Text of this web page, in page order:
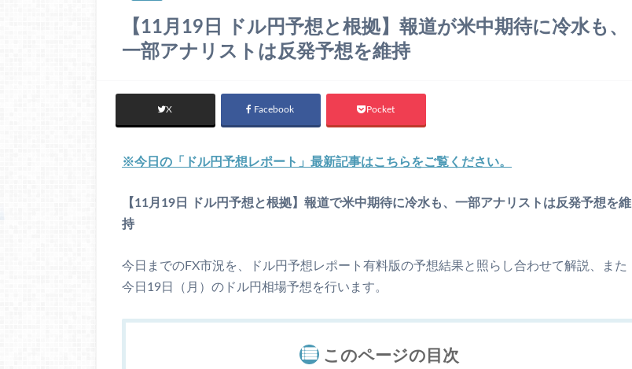
【11月19日 ドル円予想と根拠】報道が米中期待に冷水も、
一部アナリストは反発予想を維持
X Facebook Pocket
※今日の「ドル円予想レポート」最新記事はこちらをご覧ください。
【11月19日 ドル円予想と根拠】報道で米中期待に冷水も、一部アナリストは反発予想を維
持
今日までのFX市況を、ドル円予想レポート有料版の予想結果と照らし合わせて解説、また
今日19日（月）のドル円相場予想を行います。
このページの目次